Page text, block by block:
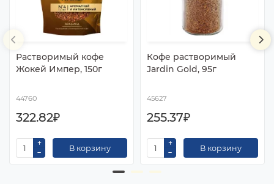
Растворимый кофе
Жокей Импер, 150г
44760
322.82₽
В корзину
Кофе растворимый
Jardin Gold, 95г
45627
255.37₽
В корзину